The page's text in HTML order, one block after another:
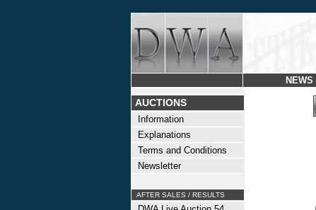
NEWS
AUCTIONS
Information
Explanations
Terms and Conditions
Newsletter
AFTER SALES / RESULTS